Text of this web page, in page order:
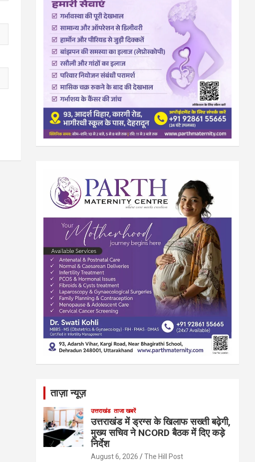
ताज़ा न्यूज़
उत्तराखंड ताजा खबरें
उत्तराखंड में ड्रग्स के खिलाफ सख्ती बढ़ेगी,
मुख्य सचिव ने NCORD बैठक में दिए कड़े
निर्देश
August 6, 2026 The Hill Post